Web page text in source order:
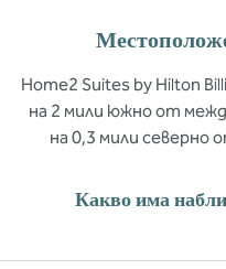
Home2 Suites by Hilton
на 2 мили южно от
на 0,3 мили северно
Какво има